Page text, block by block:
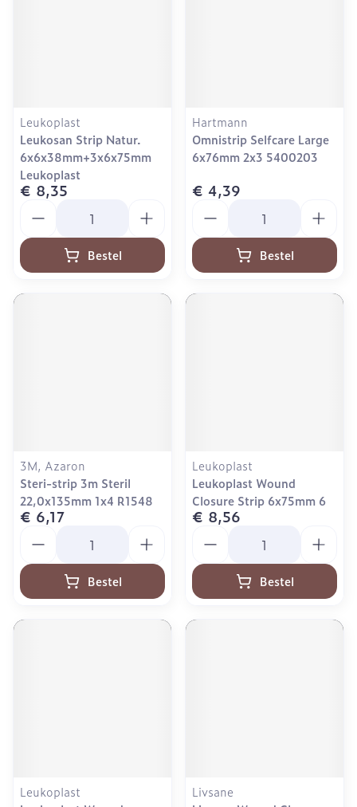
Leukoplast
Leukosan Strip Natur.
6x6x38mm+3x6x75mm
Leukoplast
€ 8,35
Bestel
Hartmann
Omnistrip Selfcare Large
6x76mm 2x3 5400203
€ 4,39
Bestel
3M, Azaron
Steri-strip 3m Steril
22,0x135mm 1x4 R1548
€ 6,17
Bestel
Leukoplast
Leukoplast Wound
Closure Strip 6x75mm 6
€ 8,56
Bestel
Leukoplast
Livsane